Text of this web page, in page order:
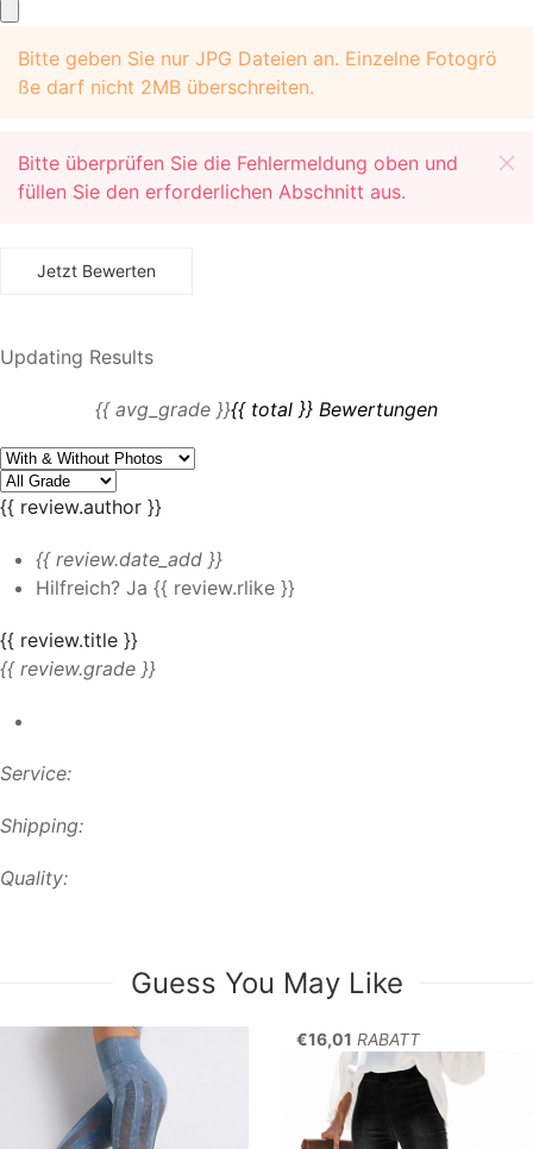
Bitte geben Sie nur JPG Dateien an. Einzelne Fotogrö
ße darf nicht 2MB überschreiten.
Bitte überprüfen Sie die Fehlermeldung oben und
füllen Sie den erforderlichen Abschnitt aus.
Updating Results
{{ avg_grade }}{{ total }} Bewertungen
{{ review.author }}
{{ review.date_add }}
Hilfreich? Ja {{ review.rlike }}
{{ review.title }}
{{ review.grade }}
Service:
Shipping:
Quality:
Guess You May Like
€16,01 RABATT